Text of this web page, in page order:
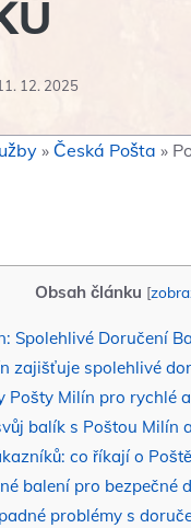
12. 2025
» Česká Pošta »
Obsah článku [
Spolehlivé Doručení
zajišťuje spolehlivé
Pošty Milín pro rychlé
balík s Poštou Milín
co říkají o
balení pro bezpečné
problémy s